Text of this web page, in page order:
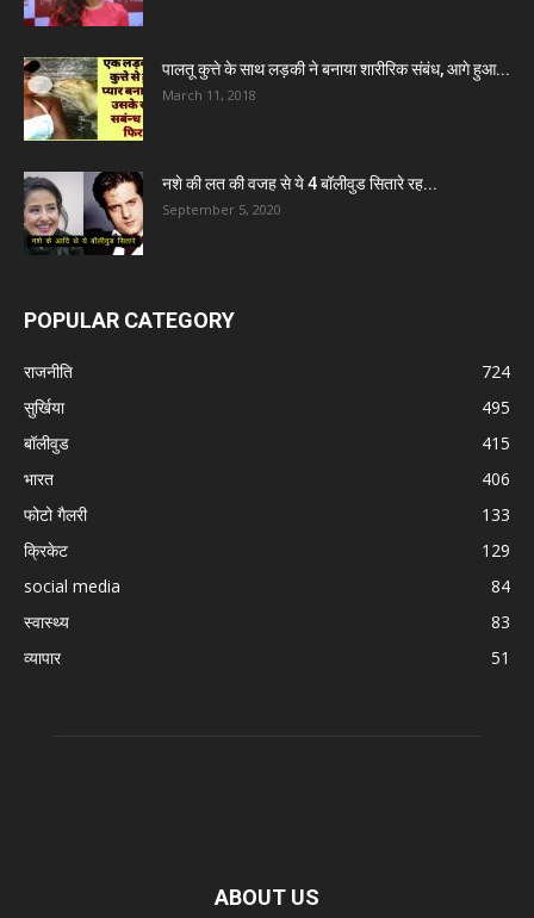
पालतू कुत्ते के साथ लड़की ने बनाया शारीरिक संबंध, आगे हुआ...
March 11, 2018
नशे की लत की वजह से ये 4 बॉलीवुड सितारे रह...
September 5, 2020
POPULAR CATEGORY
राजनीति
724
सुर्खिया
495
बॉलीवुड
415
भारत
406
फोटो गैलरी
133
क्रिकेट
129
social media
84
स्वास्थ्य
83
व्यापार
51
ABOUT US